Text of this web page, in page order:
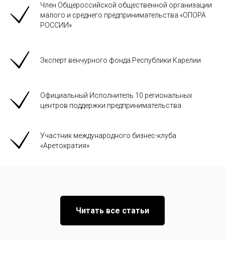
Член Общероссийской общественной организации
малого и среднего предпринимательства «ОПОРА
РОССИИ»
Эксперт венчурного фонда Республики Карелии
Официальный Исполнитель 10 региональных
центров поддержки предпринимательства
Участник международного бизнес-клуба
«Аретократия»
Читать все статьи